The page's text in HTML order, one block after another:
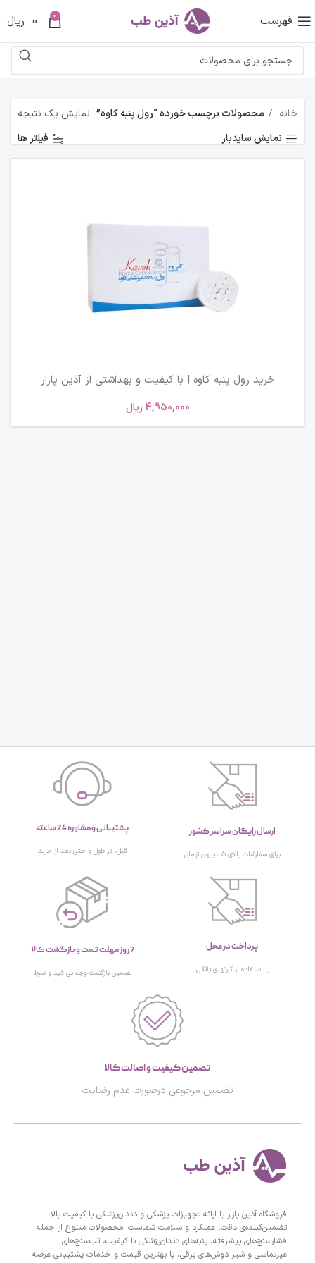
فهرست 0
0 ریال
خانه محصولات برچسب خورده “رول پنبه کاوه” نمایش یک نتیجه
نمایش سایدبار
فیلتر ها
خرید رول پنبه کاوه | با کیفیت و بهداشتی از آذین پازار
4,950,000 ریال
ارسال رایگان سراسر کشور
برای سفارشات بالای ۵ میلیون تومان
پشتیبانی و مشاوره 24 ساعته
قبل، در طول و حتی بعد از خرید
پرداخت در محل
با استفاده از کارتهای بانکی
7 روز مهلت تست و بازگشت کالا
تصمین بازگشت وجه بی قید و شرط
تصمین کیفیت و اصالت کالا
تضمین مرجوعی درصورت عدم رضایت
فروشگاه آذین پازار با ارائه تجهیزات پزشکی و دندان‌پزشکی با کیفیت بالا،
تضمین‌کننده‌ی دقت، عملکرد و سلامت شماست. محصولات متنوع از جمله
فشارسنج‌های پیشرفته، پنبه‌های دندان‌پزشکی با کیفیت، تب‌سنج‌های
غیرتماسی و شیر دوش‌های برقی، با بهترین قیمت و خدمات پشتیبانی عرضه